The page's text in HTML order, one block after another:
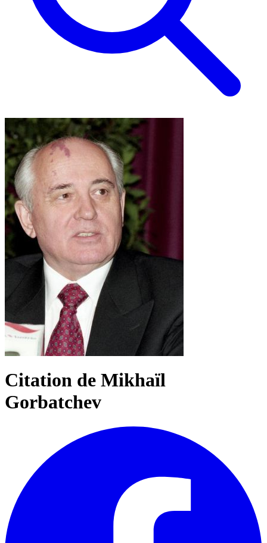
Citation de Mikhaïl
Gorbatchev